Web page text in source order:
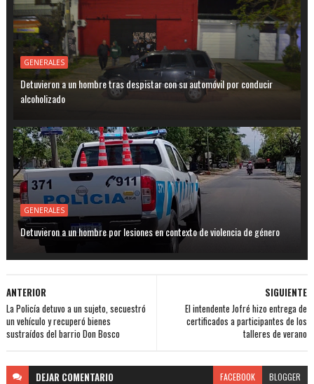
GENERALES
Detuvieron a un hombre tras despistar con su automóvil por conducir
alcoholizado
GENERALES
Detuvieron a un hombre por lesiones en contexto de violencia de género
SIGUIENTE
El intendente Jofré hizo entrega de
certificados a participantes de los
talleres de verano
ANTERIOR
La Policía detuvo a un sujeto, secuestró
un vehículo y recuperó bienes
sustraídos del barrio Don Bosco
DEJAR COMENTARIO FACEBOOK BLOGGER